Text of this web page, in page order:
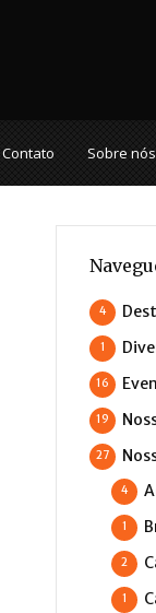
Contato Sobre nós
4
1
16
19
27
4
1
2
1